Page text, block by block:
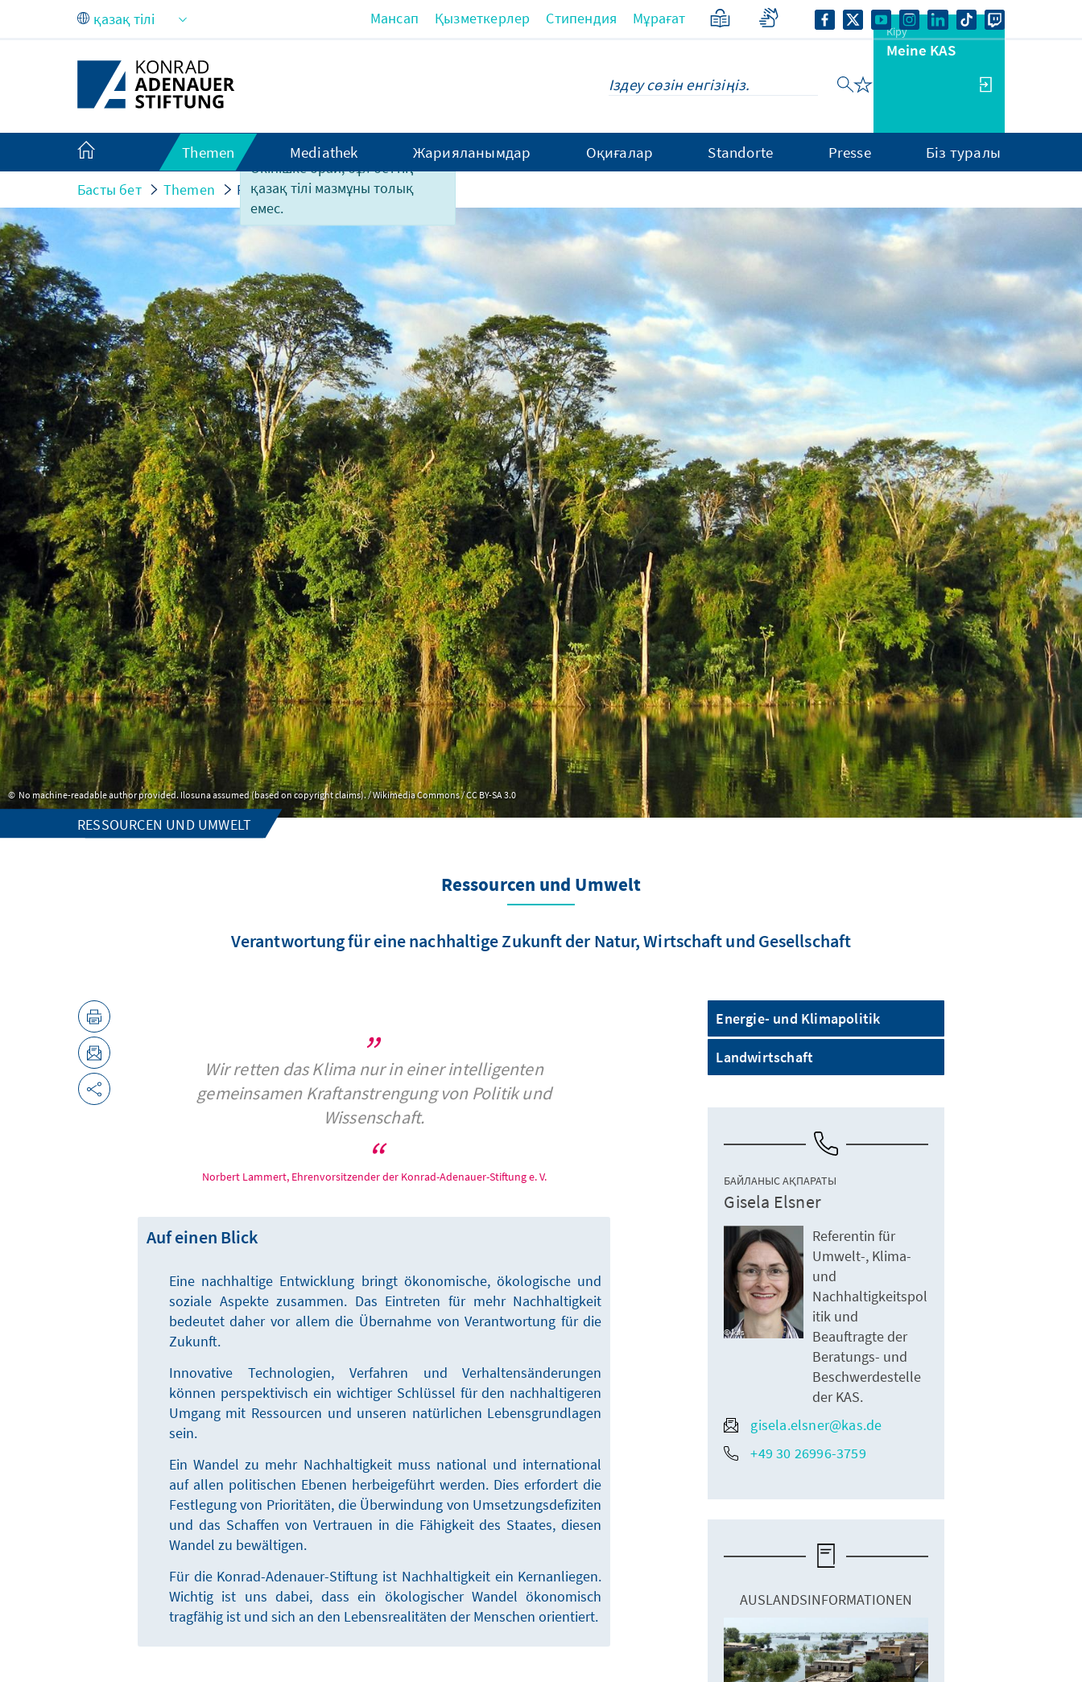
Skip to Main Content
Өкінішке орай, бұл беттің
қазақ тілі мазмұны толық
емес.
Мансап Қызметкерлер Стипендия Мұрағат
Кіру
Meine KAS
Themen Mediathek Жарияланымдар Оқиғалар Standorte Presse Біз туралы
Басты бет Themen Ressourcen und Umwelt
No machine-readable author provided. Ilosuna assumed (based on copyright claims). / Wikimedia Commons / CC BY-SA 3.0
RESSOURCEN UND UMWELT
Ressourcen und Umwelt
Verantwortung für eine nachhaltige Zukunft der Natur, Wirtschaft und Gesellschaft
Wir retten das Klima nur in einer intelligenten
gemeinsamen Kraftanstrengung von Politik und
Wissenschaft.
Norbert Lammert, Ehrenvorsitzender der Konrad-Adenauer-Stiftung e. V.
Auf einen Blick
Eine nachhaltige Entwicklung bringt ökonomische, ökologische und
soziale Aspekte zusammen. Das Eintreten für mehr Nachhaltigkeit
bedeutet daher vor allem die Übernahme von Verantwortung für die
Zukunft.
Innovative Technologien, Verfahren und Verhaltensänderungen
können perspektivisch ein wichtiger Schlüssel für den nachhaltigeren
Umgang mit Ressourcen und unseren natürlichen Lebensgrundlagen
sein.
Ein Wandel zu mehr Nachhaltigkeit muss national und international
auf allen politischen Ebenen herbeigeführt werden. Dies erfordert die
Festlegung von Prioritäten, die Überwindung von Umsetzungsdefiziten
und das Schaffen von Vertrauen in die Fähigkeit des Staates, diesen
Wandel zu bewältigen.
Für die Konrad-Adenauer-Stiftung ist Nachhaltigkeit ein Kernanliegen.
Wichtig ist uns dabei, dass ein ökologischer Wandel ökonomisch
tragfähig ist und sich an den Lebensrealitäten der Menschen orientiert.
Energie- und Klimapolitik
Landwirtschaft
БАЙЛАНЫС АҚПАРАТЫ
Gisela Elsner
kas
Referentin für
Umwelt-, Klima-
und
Nachhaltigkeitspol
itik und
Beauftragte der
Beratungs- und
Beschwerdestelle
der KAS.
gisela.elsner@kas.de
+49 30 26996-3759
AUSLANDSINFORMATIONEN